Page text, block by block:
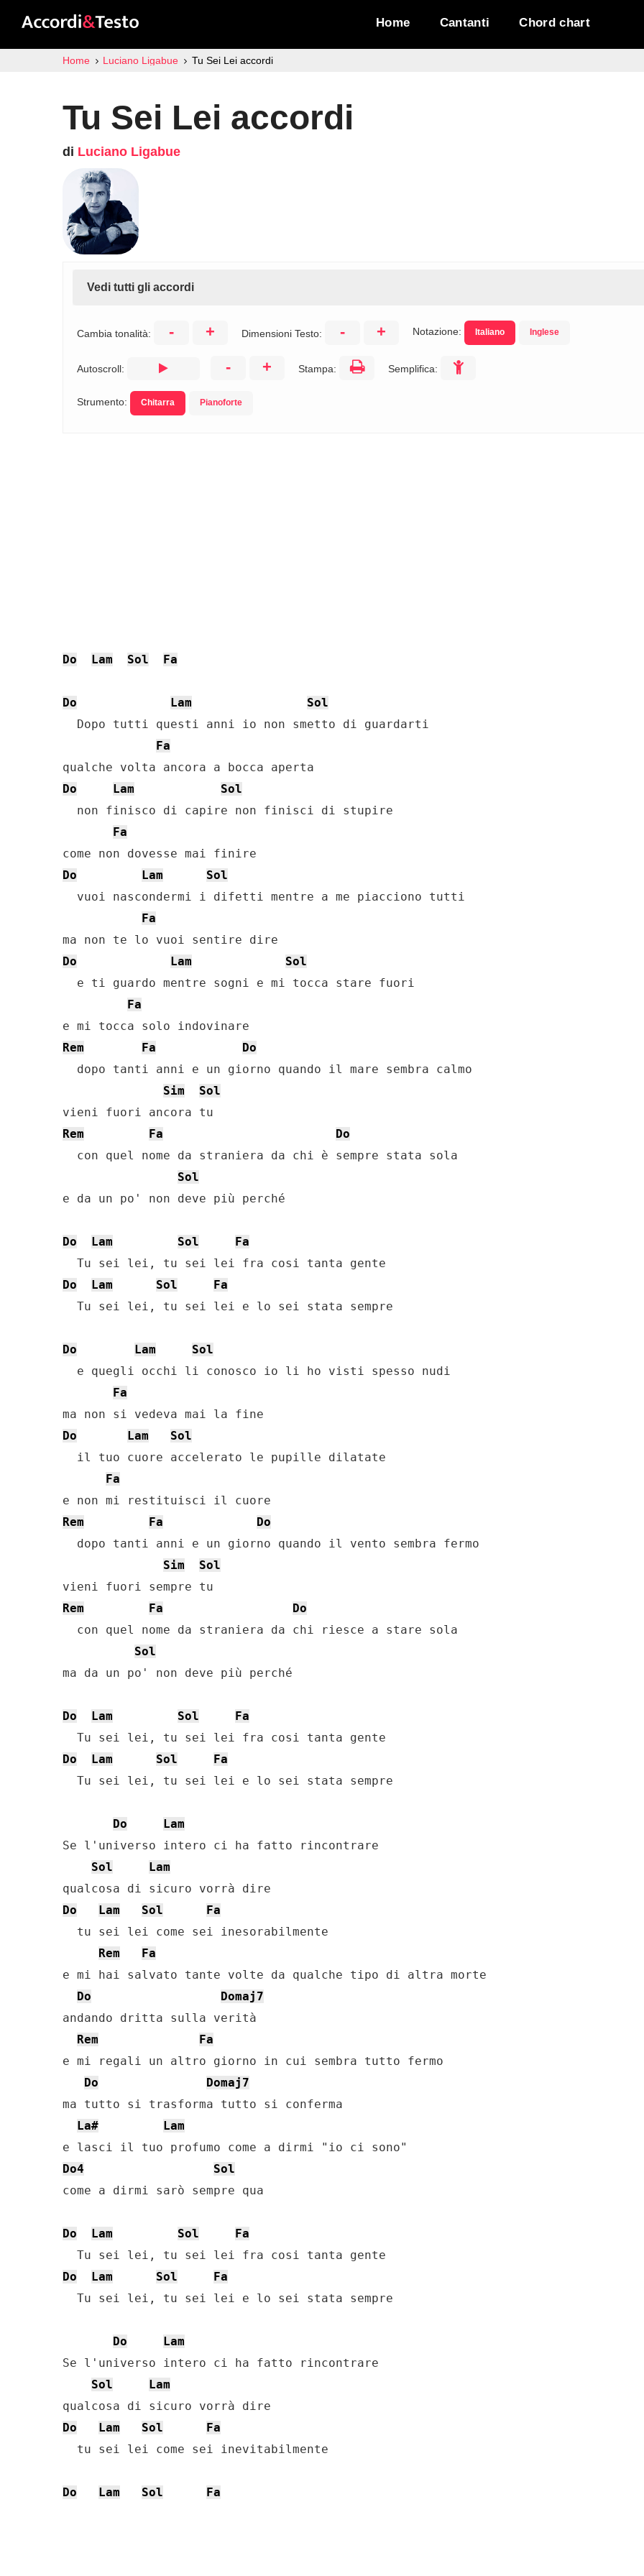
Home Cantanti Chord chart
Home Luciano Ligabue Tu Sei Lei accordi
Tu Sei Lei accordi
di Luciano Ligabue
Vedi tutti gli accordi
Cambia tonalità: - + Dimensioni Testo: - + Notazione: Italiano Inglese
Autoscroll: - + Stampa: Semplifica:
Strumento: Chitarra Pianoforte
Do Lam Sol Fa
Do Lam
Sol
  Dopo tutti questi anni io non smetto di guardarti
Fa
Do
Lam
Sol
  non finisco di capire non finisci di stupire
Fa
Do
Lam
Sol
  vuoi nascondermi i difetti mentre a me piacciono tutti
Fa
Do
Lam
Sol
  e ti guardo mentre sogni e mi tocca stare fuori
Fa
Rem
Fa
Do
  dopo tanti anni e un giorno quando il mare sembra calmo
Sim
Sol
Rem
Fa
Do
  con quel nome da straniera da chi è sempre stata sola
Sol
e da un po' non deve più perché
Do Lam Sol
Fa
Do
Lam Sol
Fa
  Tu sei lei, tu sei lei e lo sei stata sempre
Do Lam
Sol
  e quegli occhi li conosco io li ho visti spesso nudi
Fa
Do
Lam
Sol
  il tuo cuore accelerato le pupille dilatate
Fa
Rem
Fa
Do
  dopo tanti anni e un giorno quando il vento sembra fermo
Sim
Sol
Rem
Fa
Do
  con quel nome da straniera da chi riesce a stare sola
Sol
ma da un po' non deve più perché
Do Lam Sol
Fa
Do
Lam Sol
Fa
  Tu sei lei, tu sei lei e lo sei stata sempre
Do
Lam
Se l'universo intero ci ha fatto rincontrare
Sol
Lam
Do
Lam Sol
Fa
  tu sei lei come sei inesorabilmente
Rem
Fa
e mi hai salvato tante volte da qualche tipo di altra morte
Do
Domaj7
andando dritta sulla verità
Rem
Fa
e mi regali un altro giorno in cui sembra tutto fermo
Do
Domaj7
ma tutto si trasforma tutto si conferma
La#
Lam
Do4
Sol
come a dirmi sarò sempre qua
Do Lam Sol
Fa
Do
Lam Sol
Fa
  Tu sei lei, tu sei lei e lo sei stata sempre
Do
Lam
Se l'universo intero ci ha fatto rincontrare
Sol
Lam
Do
Lam Sol
Fa
  tu sei lei come sei inevitabilmente
Do Lam Sol Fa